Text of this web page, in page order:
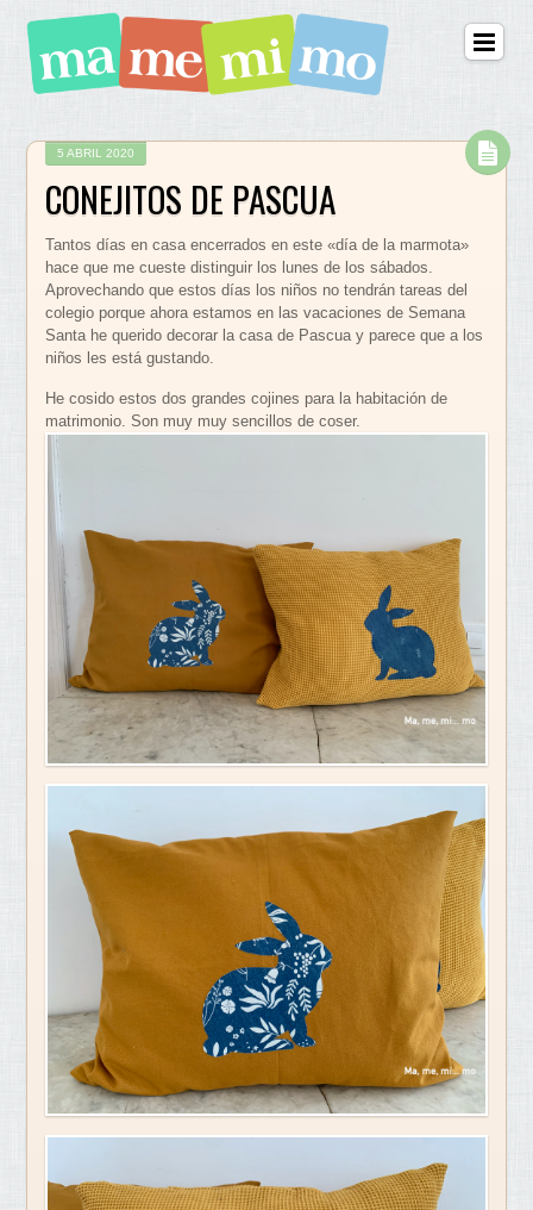
5 ABRIL 2020
CONEJITOS DE PASCUA
Tantos días en casa encerrados en este «día de la marmota»
hace que me cueste distinguir los lunes de los sábados.
Aprovechando que estos días los niños no tendrán tareas del
colegio porque ahora estamos en las vacaciones de Semana
Santa he querido decorar la casa de Pascua y parece que a los
niños les está gustando.
He cosido estos dos grandes cojines para la habitación de
matrimonio. Son muy muy sencillos de coser.